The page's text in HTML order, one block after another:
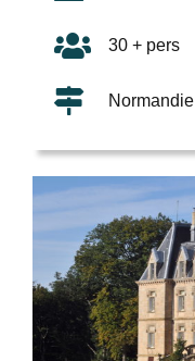
30 + pers
Normandie